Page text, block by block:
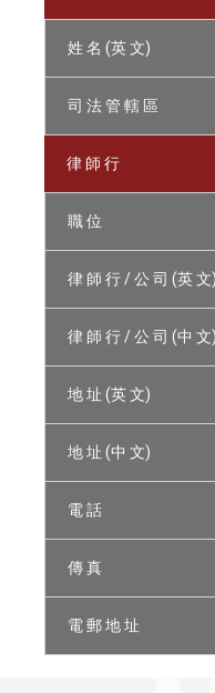
姓 名 (英 文)
司 法 管 轄 區
律 師 行
職 位
律 師 行 / 公 司 (英 文)
律 師 行 / 公 司 (中 文)
地 址 (英 文)
地 址 (中 文)
電 話
傳 真
電 郵 地 址